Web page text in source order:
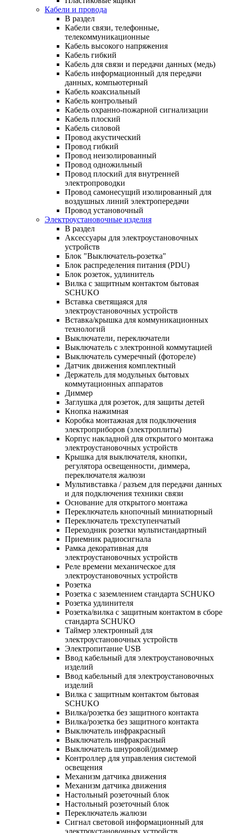
Кабели и провода
В раздел
Кабели связи, телефонные,
телекоммуникационные
Кабель высокого напряжения
Кабель гибкий
Кабель для связи и передачи данных (медь)
Кабель информационный для передачи
данных, компьютерный
Кабель коаксиальный
Кабель контрольный
Кабель охранно-пожарной сигнализации
Кабель плоский
Кабель силовой
Провод акустический
Провод гибкий
Провод неизолированный
Провод одножильный
Провод плоский для внутренней
электропроводки
Провод самонесущий изолированный для
воздушных линий электропередачи
Провод установочный
Электроустановочные изделия
В раздел
Аксессуары для электроустановочных
устройств
Блок "Выключатель-розетка"
Блок распределения питания (PDU)
Блок розеток, удлинитель
Вилка с защитным контактом бытовая
SCHUKO
Вставка светящаяся для
электроустановочных устройств
Вставка/крышка для коммуникационных
технологий
Выключатели, переключатели
Выключатель с электронной коммутацией
Выключатель сумеречный (фотореле)
Датчик движения комплектный
Держатель для модульных бытовых
коммутационных аппаратов
Диммер
Заглушка для розеток, для защиты детей
Кнопка нажимная
Коробка монтажная для подключения
электроприборов (электроплиты)
Корпус накладной для открытого монтажа
электроустановочных устройств
Крышка для выключателя, кнопки,
регулятора освещенности, диммера,
переключателя жалюзи
Мультивставка / разъем для передачи данных
и для подключения техники связи
Основание для открытого монтажа
Переключатель кнопочный миниатюрный
Переключатель трехступенчатый
Переходник розетки мультистандартный
Приемник радиосигнала
Рамка декоративная для
электроустановочных устройств
Реле времени механическое для
электроустановочных устройств
Розетка
Розетка с заземлением стандарта SCHUKO
Розетка удлинителя
Розетка/вилка с защитным контактом в сборе
стандарта SCHUKO
Таймер электронный для
электроустановочных устройств
Электропитание USB
Ввод кабельный для электроустановочных
изделий
Ввод кабельный для электроустановочных
изделий
Вилка с защитным контактом бытовая
SCHUKO
Вилка/розетка без защитного контакта
Вилка/розетка без защитного контакта
Выключатель инфракрасный
Выключатель инфракрасный
Выключатель шнуровой/диммер
Контроллер для управления системой
освещения
Механизм датчика движения
Механизм датчика движения
Настольный розеточный блок
Настольный розеточный блок
Переключатель жалюзи
Сигнал световой информационный для
электроустановочных устройств